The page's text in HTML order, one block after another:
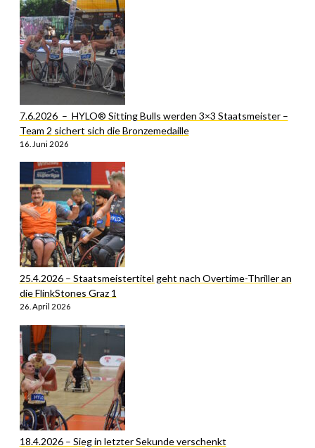
7.6.2026 – HYLO® Sitting Bulls werden 3×3 Staatsmeister –
Team 2 sichert sich die Bronzemedaille
16. Juni 2026
25.4.2026 – Staatsmeistertitel geht nach Overtime-Thriller an
die FlinkStones Graz 1
26. April 2026
18.4.2026 – Sieg in letzter Sekunde verschenkt